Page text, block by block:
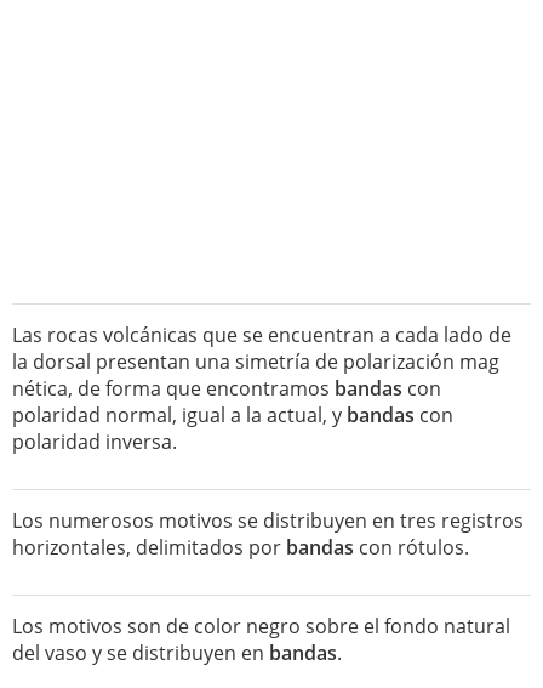
Las rocas volcánicas que se encuentran a cada lado de
la dorsal presentan una simetría de polarización mag
nética, de forma que encontramos bandas con
polaridad normal, igual a la actual, y bandas con
polaridad inversa.
Los numerosos motivos se distribuyen en tres registros
horizontales, delimitados por bandas con rótulos.
Los motivos son de color negro sobre el fondo natural
del vaso y se distribuyen en bandas.